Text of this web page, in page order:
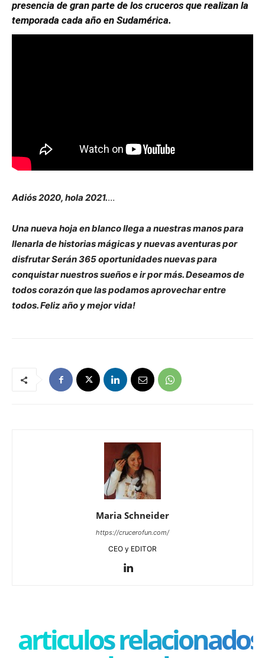
presencia de gran parte de los cruceros que realizan la
temporada cada año en Sudamérica.
Adiós 2020, hola 2021.…
Una nueva hoja en blanco llega a nuestras manos para
llenarla de historias mágicas y nuevas aventuras por
disfrutar Serán 365 oportunidades nuevas para
conquistar nuestros sueños e ir por más. Deseamos de
todos corazón que las podamos aprovechar entre
todos. Feliz año y mejor vida!
Maria Schneider
https://crucerofun.com/
CEO y EDITOR
articulos relacionados